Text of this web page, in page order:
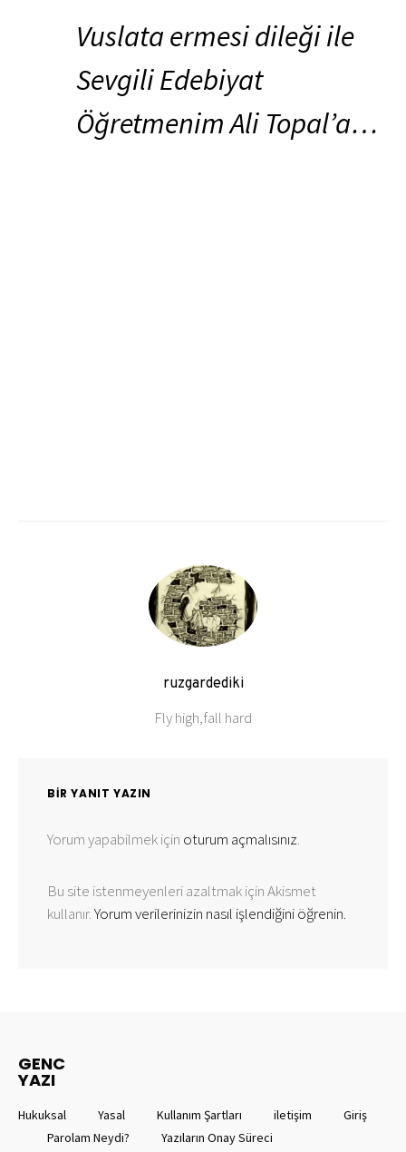
Vuslata ermesi dileği ile
Sevgili Edebiyat
Öğretmenim Ali Topal’a…
ruzgardediki
Fly high,fall hard
BIR YANIT YAZIN
Yorum yapabilmek için oturum açmalısınız.
Bu site istenmeyenleri azaltmak için Akismet
kullanır.Yorum verilerinizin nasıl işlendiğini öğrenin.
GENC
YAZI
Hukuksal Yasal Kullanım Şartları iletişim
Giriş
Parolam Neydi?
Yazıların Onay Süreci